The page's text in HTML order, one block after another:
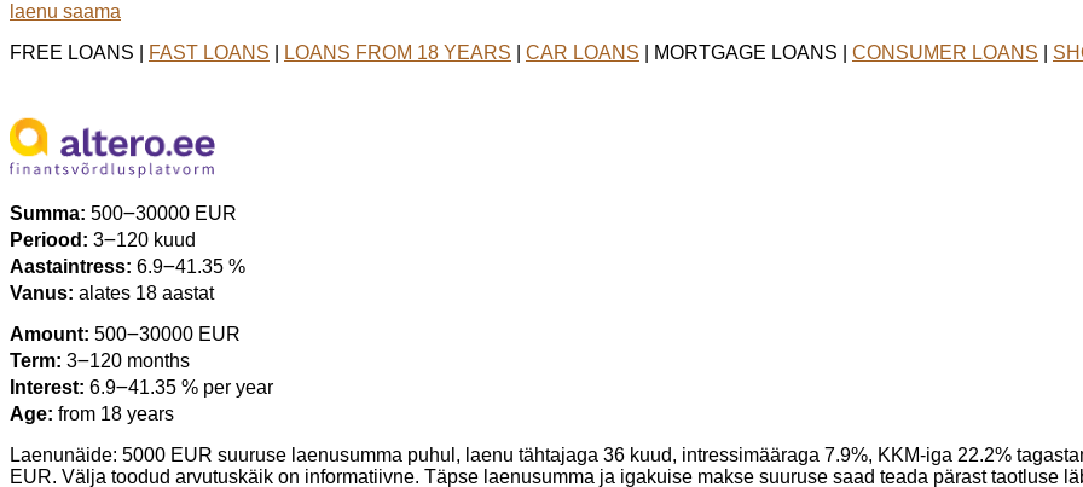
laenu saama
FREE LOANS |
FAST LOANS LOANS FROM 18 YEARS CAR LOANS | MORTGAGE LOANS | CONSUMER LOANS
Summa: 500౼30000 EUR
Periood: 3౼120 kuud
Aastaintress: 6.9౼41.35 %
Vanus: alates 18 aastat
Amount: 500౼30000 EUR
Term: 3౼120 months
Interest: 6.9౼41.35 % per year
Age: from 18 years
Laenunäide: 5000 EUR suuruse laenusumma puhul, laenu tähtajaga 36 kuud, intressimääraga 7.9%, KKM-iga 22.2%
EUR. Välja toodud arvutuskäik on informatiivne. Täpse laenusumma ja igakuise makse suuruse saad teada pärast taotluse